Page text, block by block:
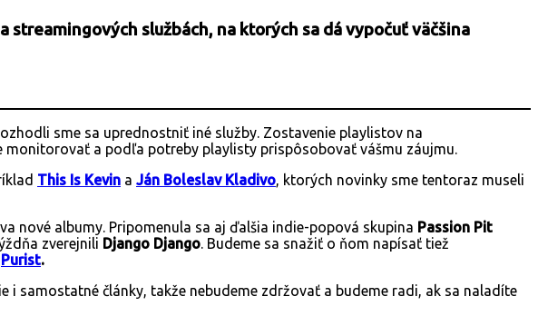
službách, na ktorých sa dá vypočuť väčšina
sme sa uprednostniť iné služby. Zostavenie playlistov na
monitorovať a podľa potreby playlisty prispôsobovať vášmu záujmu.
This Is Kevin a Ján Boleslav Kladivo, ktorých novinky sme tentoraz museli
nové albumy. Pripomenula sa aj ďalšia indie-popová skupina Passion Pit
zverejnili Django Django. Budeme sa snažiť o ňom napísať tiež
Purist.
samostatné články, takže nebudeme zdržovať a budeme radi, ak sa naladíte